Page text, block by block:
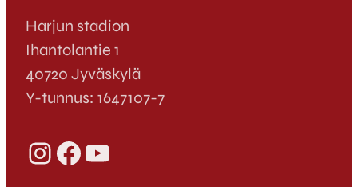
Harjun stadion
Ihantolantie 1
40720 Jyväskylä
Y-tunnus: 1647107-7
InstagramFacebook YouTube